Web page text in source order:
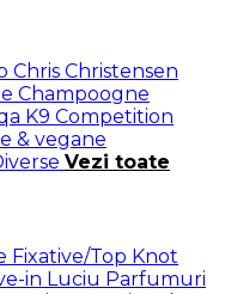
Chris Christensen
Champoogne
K9 Competition
& vegane
Vezi toate
Fixative/Top Knot
in Luciu Parfumuri